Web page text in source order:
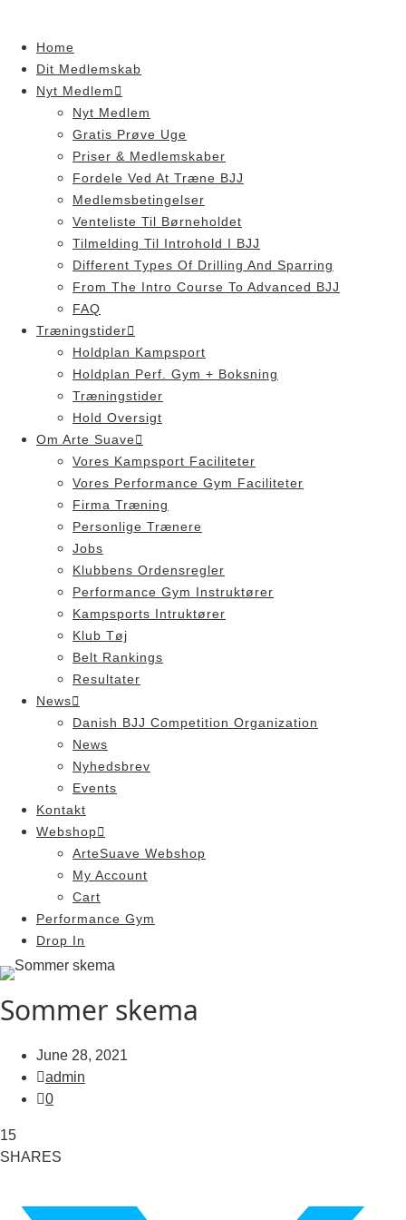
contentHome
Dit Medlemskab
Nyt Medlem
Nyt Medlem
Gratis Prøve Uge
Priser & Medlemskaber
Fordele Ved At Træne BJJ
Medlemsbetingelser
Venteliste Til Børneholdet
Tilmelding Til Introhold I BJJ
Different Types Of Drilling And Sparring
From The Intro Course To Advanced BJJ
FAQ
Træningstider
Holdplan Kampsport
Holdplan Perf. Gym + Boksning
Træningstider
Hold Oversigt
Om Arte Suave
Vores Kampsport Faciliteter
Vores Performance Gym Faciliteter
Firma Træning
Personlige Trænere
Jobs
Klubbens Ordensregler
Performance Gym Instruktører
Kampsports Intruktører
Klub Tøj
Belt Rankings
Resultater
News
Danish BJJ Competition Organization
News
Nyhedsbrev
Events
Kontakt
Webshop
ArteSuave Webshop
My Account
Cart
Performance Gym
Drop In
Sommer skema
June 28, 2021
admin
0
15
SHARES